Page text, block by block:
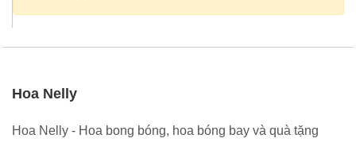
Hoa Nelly
Hoa Nelly - Hoa bong bóng, hoa bóng bay và quà tặng